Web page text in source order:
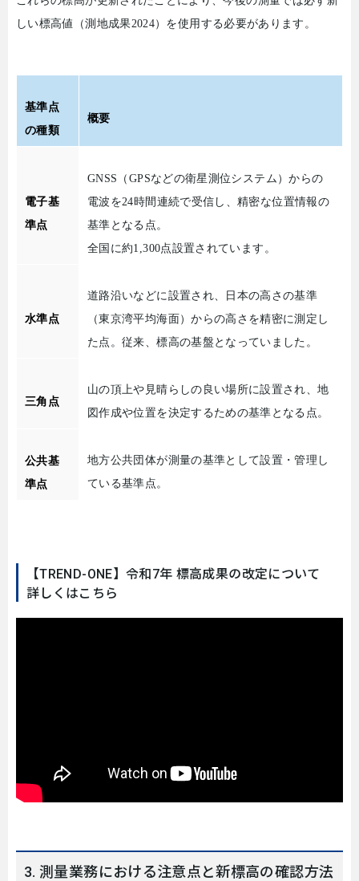
しい標高値（測地成果2024）を使用する必要があります。
基準点
の種類
概要
電子基
準点
GNSS （ GPSなどの衛星測位システム）からの
電波を24時間連続で受信し、精密な位置情報の
基準となる点。
全国に約1,300点設置されています。
水準点
道路沿いなどに設置され、日本の高さの基準
（東京湾平均海面）からの高さを精密に測定し
た点。従来、標高の基盤となっていました。
三角点
山の頂上や見晴らしの良い場所に設置され、地
図作成や位置を決定するための基準となる点。
公共基
準点
地方公共団体が測量の基準として設置・管理し
ている基準点。
【TREND-ONE】令和7年 標高成果の改定について
詳しくはこちら
3. 測量業務における注意点と新標高の確認方法